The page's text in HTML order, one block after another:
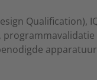
Qualification),